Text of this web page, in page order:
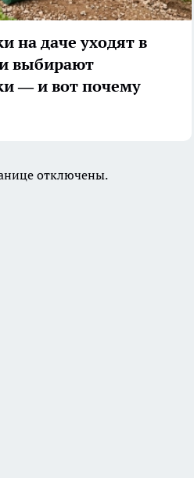
на даче уходят в
выбирают
— и вот почему
отключены.